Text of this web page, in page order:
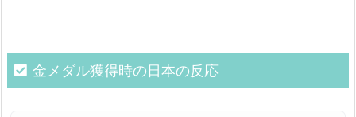
金メダル獲得時の日本の反応